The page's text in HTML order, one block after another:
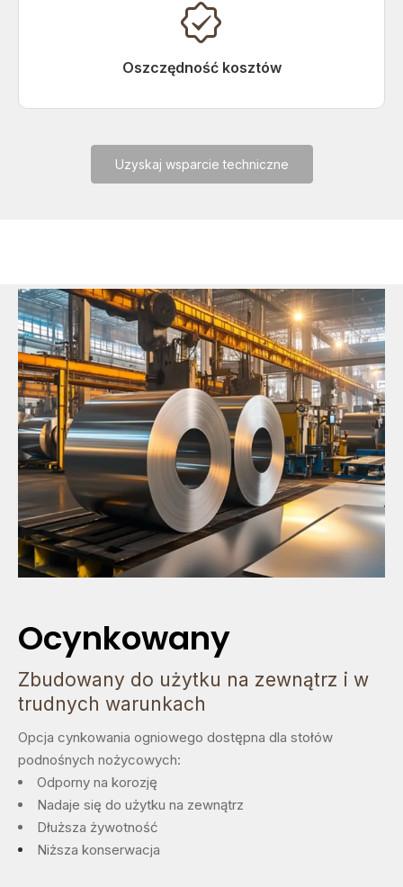

Oszczędność kosztów
Uzyskaj wsparcie techniczne
Ocynkowany
Zbudowany do użytku na zewnątrz i w
trudnych warunkach
Opcja cynkowania ogniowego dostępna dla stołów
podnośnych nożycowych:
Odporny na korozję
Nadaje się do użytku na zewnątrz
Dłuższa żywotność
Niższa konserwacja